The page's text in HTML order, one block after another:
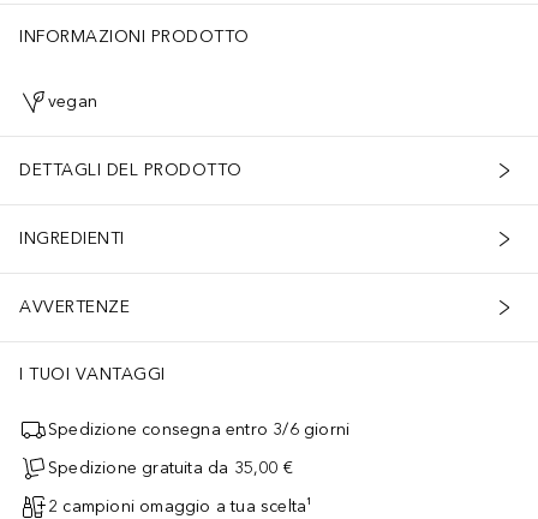
INFORMAZIONI PRODOTTO
vegan
DETTAGLI DEL PRODOTTO
INGREDIENTI
AVVERTENZE
I TUOI VANTAGGI
Spedizione consegna entro 3/6 giorni
Spedizione gratuita da 35,00 €
2 campioni omaggio a tua scelta¹